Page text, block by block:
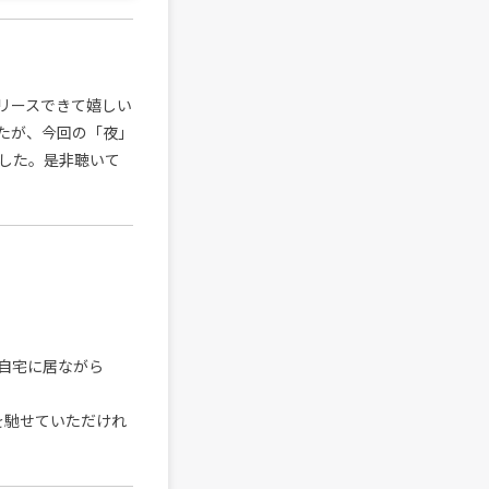
ースできて嬉しい
、今回の「夜」
た。是非聴いて
宅に居ながら
せていただけれ